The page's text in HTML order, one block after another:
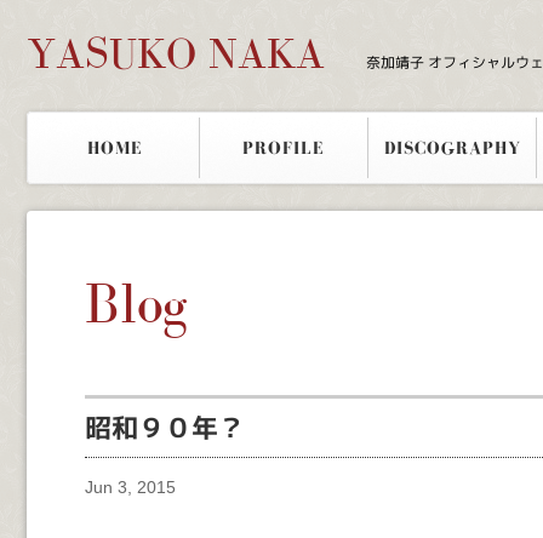
YASUKO NAKA 奈加靖子 オフィシャルウ
HOME PROFILE DISCOGRAPHY
Blog
昭和９０年？
Jun 3, 2015